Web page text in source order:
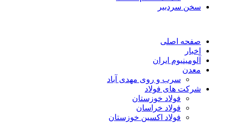
سخن سردبیر
صفحه اصلی
اخبار
آلومینیوم ایران
معدن
سرب و روی مهدی آباد
شرکت های فولاد
فولاد خوزستان
فولاد خراسان
فولاد اکسین خوزستان